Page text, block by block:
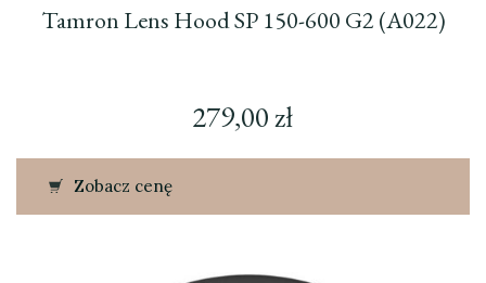
Tamron Lens Hood SP 150-600 G2 (A022)
279,00zł
Zobacz cenę